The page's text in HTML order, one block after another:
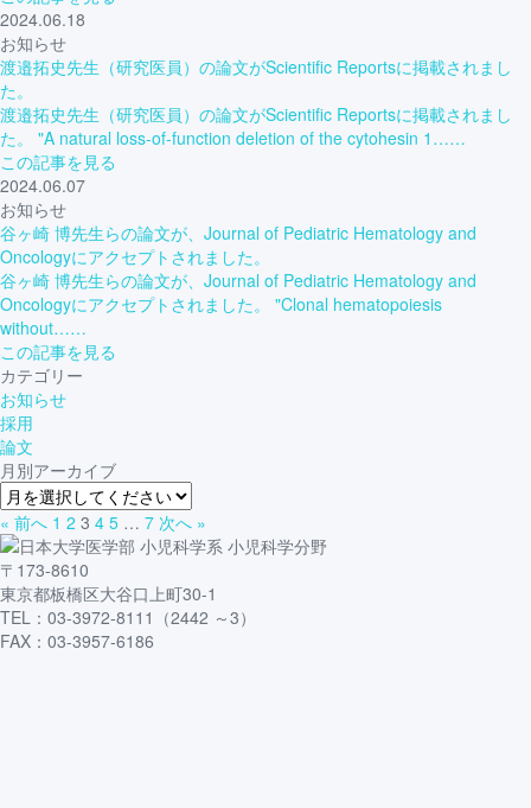
2024.06.18
お知らせ
渡邉拓史先生（研究医員）の論文がScientific Reportsに掲載されまし
た。
渡邉拓史先生（研究医員）の論文がScientific Reportsに掲載されまし
た。 "A natural loss-of-function deletion of the cytohesin 1……
この記事を見る
2024.06.07
お知らせ
谷ヶ崎 博先生らの論文が、Journal of Pediatric Hematology and
Oncologyにアクセプトされました。
谷ヶ崎 博先生らの論文が、Journal of Pediatric Hematology and
Oncologyにアクセプトされました。 "Clonal hematopoiesis
without……
この記事を見る
カテゴリー
お知らせ
採用
論文
月別アーカイブ
« 前へ 1 2 3 4 5 … 7 次へ »
〒173-8610
東京都板橋区大谷口上町30-1
TEL：03-3972-8111（2442 ～3）
FAX：03-3957-6186